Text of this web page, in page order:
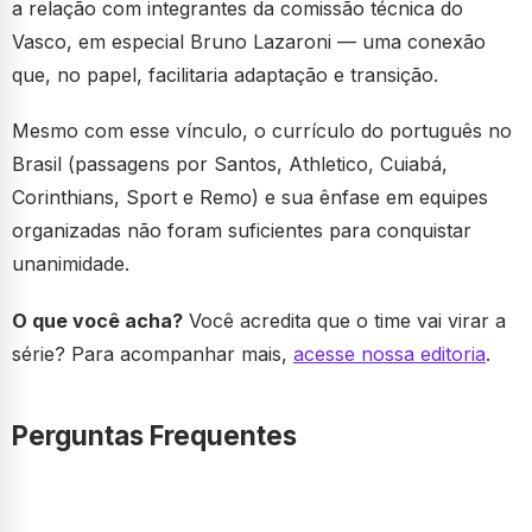
a relação com integrantes da comissão técnica do
Vasco, em especial Bruno Lazaroni — uma conexão
que, no papel, facilitaria adaptação e transição.
Mesmo com esse vínculo, o currículo do português no
Brasil (passagens por Santos, Athletico, Cuiabá,
Corinthians, Sport e Remo) e sua ênfase em equipes
organizadas não foram suficientes para conquistar
unanimidade.
O que você acha? Você acredita que o time vai virar a
série? Para acompanhar mais, acesse nossa editoria.
Perguntas Frequentes